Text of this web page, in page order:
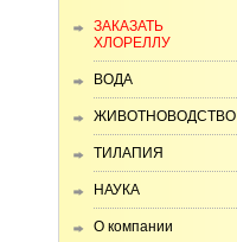
ЗАКАЗАТЬ
ХЛОРЕЛЛУ
ВОДА
ЖИВОТНОВОДСТВО
ТИЛАПИЯ
НАУКА
О компании